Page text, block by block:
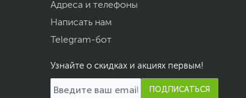
Адреса и телефоны
Написать нам
Telegram-бот
Узнайте о скидках и акциях первым!
ПОДПИСАТЬСЯ